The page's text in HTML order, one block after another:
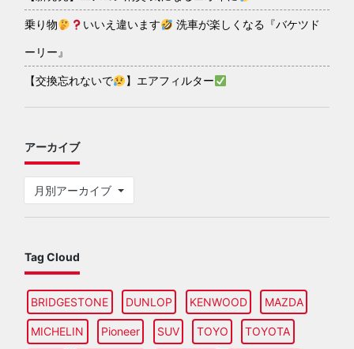
乗り物 いいえ違います 洗車が楽しくなる『バケツド
ーリー』
【交換忘れないで 】エアフィルター
アーカイブ
月別アーカイブ
Tag Cloud
BRIDGESTONE DUNLOP KENWOOD MAZDA
MICHELIN Pioneer SUV TOYO TOYOTA